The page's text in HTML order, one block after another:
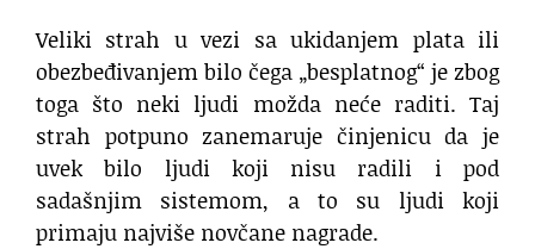
Veliki strah u vezi sa ukidanjem plata ili
obezbeđivanjem bilo čega „besplatnog“ je zbog
toga što neki ljudi možda neće raditi. Taj
strah potpuno zanemaruje činjenicu da je
uvek bilo ljudi koji nisu radili i pod
sadašnjim sistemom, a to su ljudi koji
primaju najviše novčane nagrade.